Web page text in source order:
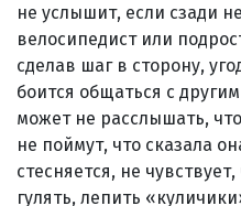
не услышит, если сзади
велосипедист или
сделав шаг в сторону,
боится общаться с
может не расслышать,
не поймут, что сказала
стесняется, не
гулять, лепить